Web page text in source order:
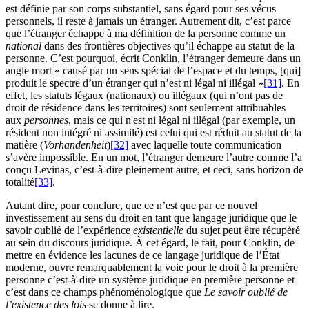
est définie par son corps substantiel, sans égard pour ses vécus
personnels, il reste à jamais un étranger. Autrement dit, c’est parce
que l’étranger échappe à ma définition de la personne comme un
national dans des frontières objectives qu’il échappe au statut de la
personne. C’est pourquoi, écrit Conklin, l’étranger demeure dans un
angle mort « causé par un sens spécial de l’espace et du temps, [qui]
produit le spectre d’un étranger qui n’est ni légal ni illégal »[31]. En
effet, les statuts légaux (nationaux) ou illégaux (qui n’ont pas de
droit de résidence dans les territoires) sont seulement attribuables
aux personnes, mais ce qui n'est ni légal ni illégal (par exemple, un
résident non intégré ni assimilé) est celui qui est réduit au statut de la
matière (Vorhandenheit)[32] avec laquelle toute communication
s’avère impossible. En un mot, l’étranger demeure l’autre comme l’a
conçu Levinas, c’est-à-dire pleinement autre, et ceci, sans horizon de
totalité[33].
Autant dire, pour conclure, que ce n’est que par ce nouvel
investissement au sens du droit en tant que langage juridique que le
savoir oublié de l’expérience existentielle du sujet peut être récupéré
au sein du discours juridique. À cet égard, le fait, pour Conklin, de
mettre en évidence les lacunes de ce langage juridique de l’État
moderne, ouvre remarquablement la voie pour le droit à la première
personne c’est-à-dire un système juridique en première personne et
c’est dans ce champs phénoménologique que Le savoir oublié de
l’existence des lois se donne à lire.